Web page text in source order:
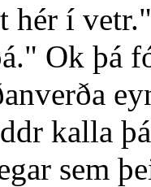
hér í
Ok þá
kalla
sem